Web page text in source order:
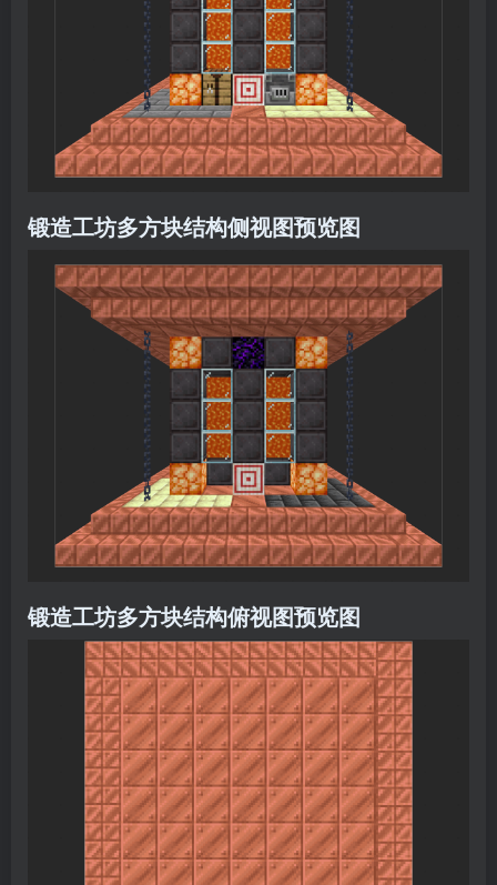
锻造工坊多方块结构侧视图预览图
锻造工坊多方块结构俯视图预览图